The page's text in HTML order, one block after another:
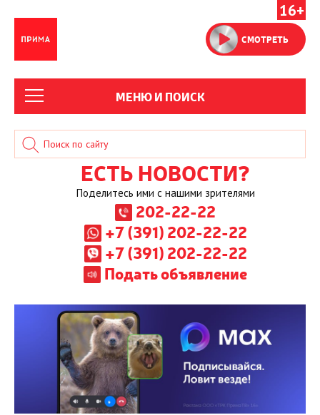
16+
СМОТРЕТЬ
МЕНЮ И ПОИСК
ЕСТЬ НОВОСТИ?
Поделитесь ими с нашими зрителями
202-22-22
+7 (391) 202-22-22
+7 (391) 202-22-22
Подать объявление